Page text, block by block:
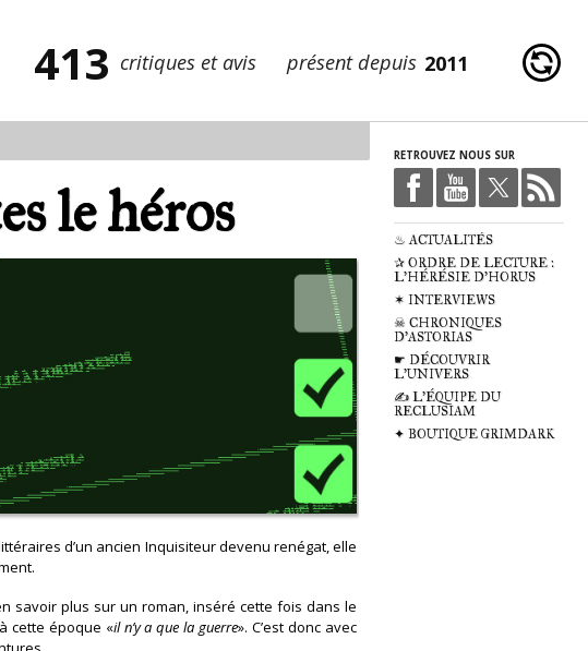
413 critiques et avis présent depuis 2011
RETROUVEZ NOUS SUR
♨ ACTUALITÉS
✰ ORDRE DE LECTURE :
L'HÉRÉSIE D'HORUS
✶ INTERVIEWS
☠ CHRONIQUES
D'ASTORIAS
☛ DÉCOUVRIR
L'UNIVERS
✍ L'ÉQUIPE DU
RECLUSIAM
✦ BOUTIQUE GRIMDARK
le héros
d’un ancien Inquisiteur devenu renégat, elle
savoir plus sur un roman, inséré cette fois dans le
cette époque «il n’y a que la guerre». C’est donc avec